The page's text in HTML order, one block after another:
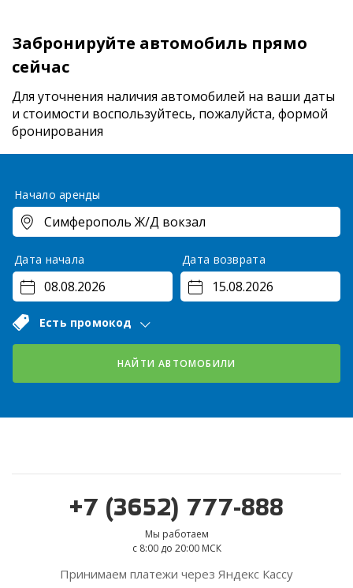
Забронируйте автомобиль прямо
сейчас
Для уточнения наличия автомобилей на ваши даты
и стоимости воспользуйтесь, пожалуйста, формой
бронирования
Начало аренды
Дата начала Дата возврата
Есть промокод
НАЙТИ АВТОМОБИЛИ
+7 (3652) 777-888
Мы работаем
с 8:00 до 20:00 МСК
Принимаем платежи через Яндекс Кассу